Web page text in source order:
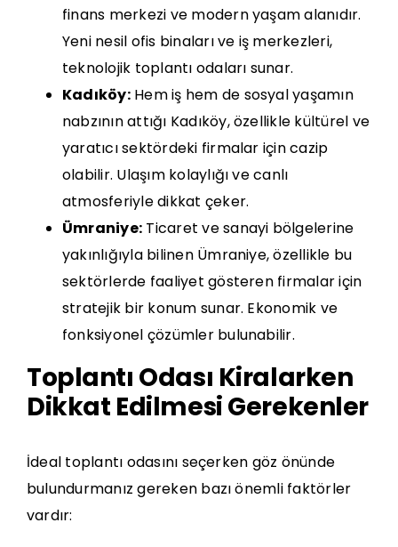
finans merkezi ve modern yaşam alanıdır.
Yeni nesil ofis binaları ve iş merkezleri,
teknolojik toplantı odaları sunar.
Kadıköy:Hem iş hem de sosyal yaşamın
nabzının attığı Kadıköy, özellikle kültürel ve
yaratıcı sektördeki firmalar için cazip
olabilir. Ulaşım kolaylığı ve canlı
atmosferiyle dikkat çeker.
Ümraniye: Ticaret ve sanayi bölgelerine
yakınlığıyla bilinen Ümraniye, özellikle bu
sektörlerde faaliyet gösteren firmalar için
stratejik bir konum sunar. Ekonomik ve
fonksiyonel çözümler bulunabilir.
Toplantı Odası Kiralarken
Dikkat Edilmesi Gerekenler
İdeal toplantı odasını seçerken göz önünde
bulundurmanız gereken bazı önemli faktörler
vardır: